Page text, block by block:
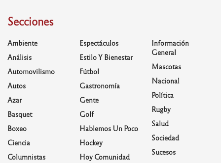
Secciones
Ambiente
Análisis
Automovilismo
Autos
Azar
Basquet
Boxeo
Ciencia
Columnistas
Espectáculos
Estilo Y Bienestar
Fútbol
Gastronomía
Gente
Golf
Hablemos Un Poco
Hockey
Hoy Comunidad
Información
General
Mascotas
Nacional
Política
Rugby
Salud
Sociedad
Sucesos